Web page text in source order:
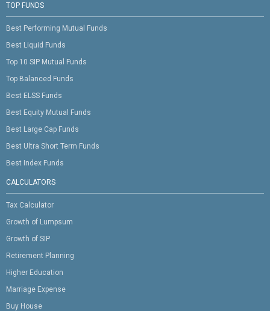
TOP FUNDS
Best Performing Mutual Funds
Best Liquid Funds
Top 10 SIP Mutual Funds
Top Balanced Funds
Best ELSS Funds
Best Equity Mutual Funds
Best Large Cap Funds
Best Ultra Short Term Funds
Best Index Funds
CALCULATORS
Tax Calculator
Growth of Lumpsum
Growth of SIP
Retirement Planning
Higher Education
Marriage Expense
Buy House